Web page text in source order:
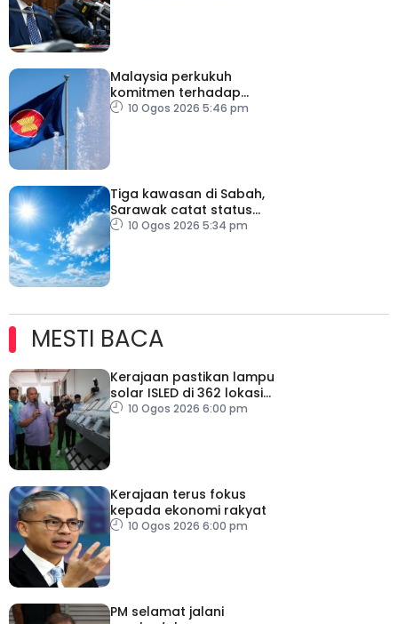
Malaysia perkukuh
komitmen terhadap
keamanan, kemakmuran
10 Ogos 2026 5:46 pm
Tiga kawasan di Sabah,
Sarawak catat status
cuaca panas
10 Ogos 2026 5:34 pm
MESTI BACA
Kerajaan pastikan lampu
solar ISLED di 362 lokasi
berkualiti, selamat
10 Ogos 2026 6:00 pm
Kerajaan terus fokus
kepada ekonomi rakyat
10 Ogos 2026 6:00 pm
PM selamat jalani